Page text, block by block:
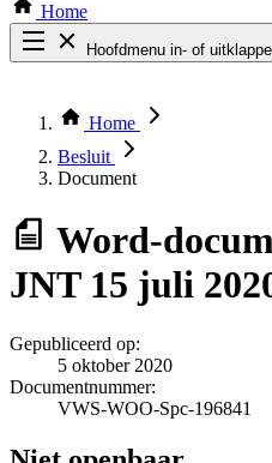
Home
Hoofdmenu in- of
Thema COVID-19
Bekijk per bestuursorgaan
Home
Besluit
Document
Word-
JNT 15 juli
Gepubliceerd op:
5 oktober 2020
Documentnummer:
VWS-WOO-Spc-196841